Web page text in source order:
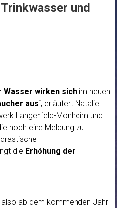
und
Wasser wirken sichim neuen
aus“, erläutert Natalie
Langenfeld-Monheim und
noch eine Meldung zu
die Erhöhung der
ab dem kommenden Jahr